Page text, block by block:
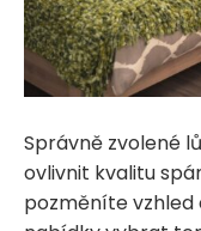
Správně zvolené
ovlivnit kvalitu
pozměníte vzhled